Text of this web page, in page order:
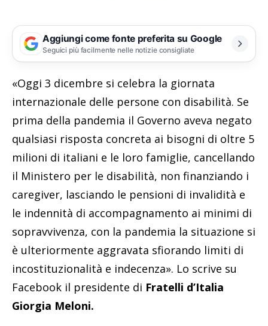
Aggiungi come fonte preferita su Google
Seguici più facilmente nelle notizie consigliate
«Oggi 3 dicembre si celebra la giornata
internazionale delle persone con disabilità. Se
prima della pandemia il Governo aveva negato
qualsiasi risposta concreta ai bisogni di oltre 5
milioni di italiani e le loro famiglie, cancellando
il Ministero per le disabilità, non finanziando i
caregiver, lasciando le pensioni di invalidità e
le indennità di accompagnamento ai minimi di
sopravvivenza, con la pandemia la situazione si
è ulteriormente aggravata sfiorando limiti di
incostituzionalità e indecenza». Lo scrive su
Facebook il presidente di Fratelli d’Italia
Giorgia Meloni.